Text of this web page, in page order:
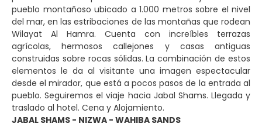
pueblo montañoso ubicado a 1.000 metros sobre el nivel
del mar, en las estribaciones de las montañas que rodean
Wilayat Al Hamra. Cuenta con increíbles terrazas
agrícolas, hermosos callejones y casas antiguas
construidas sobre rocas sólidas. La combinación de estos
elementos le da al visitante una imagen espectacular
desde el mirador, que está a pocos pasos de la entrada al
pueblo. Seguiremos el viaje hacia Jabal Shams. Llegada y
traslado al hotel. Cena y Alojamiento.
JABAL SHAMS - NIZWA - WAHIBA SANDS